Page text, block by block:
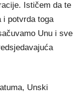
Ističem da te
i potvrda toga
Unu i sve
Unski